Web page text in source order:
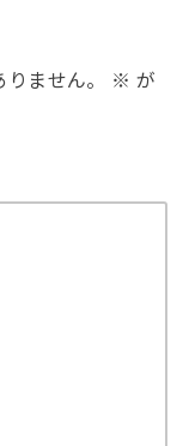
ません。 ※ が